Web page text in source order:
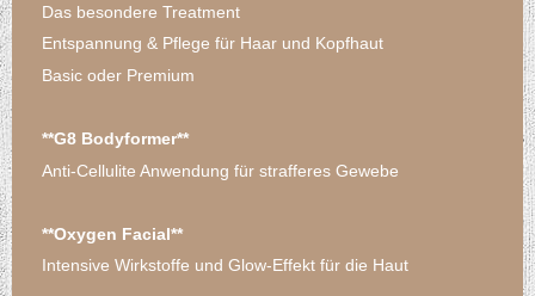
Das besondere Treatment
Entspannung & Pflege für Haar und Kopfhaut
Basic oder Premium
**G8 Bodyformer**
Anti-Cellulite Anwendung für strafferes Gewebe
**Oxygen Facial**
Intensive Wirkstoffe und Glow-Effekt für die Haut